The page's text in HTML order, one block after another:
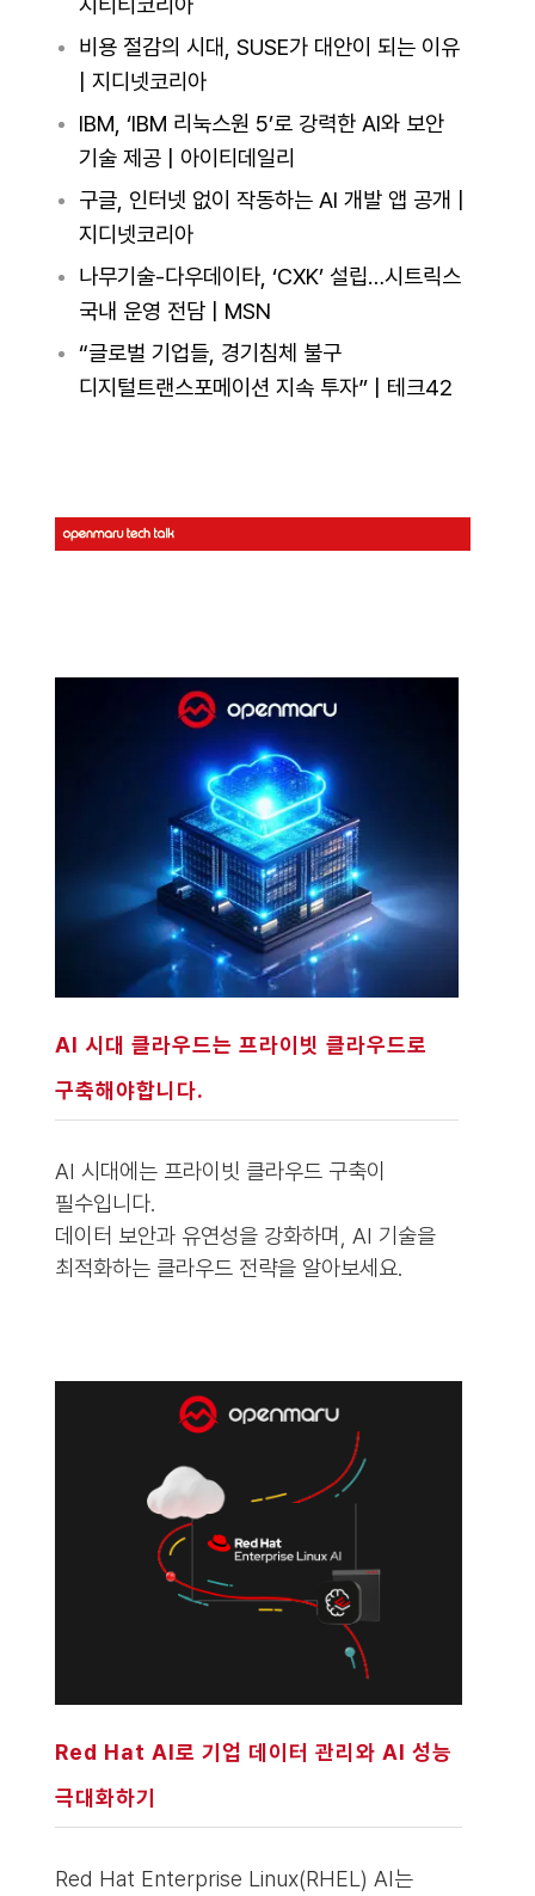
비용 절감의 시대, SUSE가 대안이 되는 이유
| 지디넷코리아
IBM, ‘IBM 리눅스원 5’로 강력한 AI와 보안
기술 제공 | 아이티데일리
구글, 인터넷 없이 작동하는 AI 개발 앱 공개 |
지디넷코리아
나무기술-다우데이타, ‘CXK’ 설립…시트릭스
국내 운영 전담 | MSN
“글로벌 기업들, 경기침체 불구
디지털트랜스포메이션 지속 투자” | 테크42
AI 시대 클라우드는 프라이빗 클라우드로
구축해야합니다.
AI 시대에는 프라이빗 클라우드 구축이
필수입니다.
데이터 보안과 유연성을 강화하며, AI 기술을
최적화하는 클라우드 전략을 알아보세요.
Red Hat AI로 기업 데이터 관리와 AI 성능
극대화하기
Red Hat Enterprise Linux(RHEL) AI는